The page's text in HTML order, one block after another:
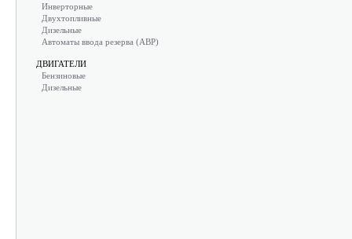
Инверторные
Двухтопливные
Дизельные
Автоматы ввода резерва (АВР)
ДВИГАТЕЛИ
Бензиновые
Дизельные